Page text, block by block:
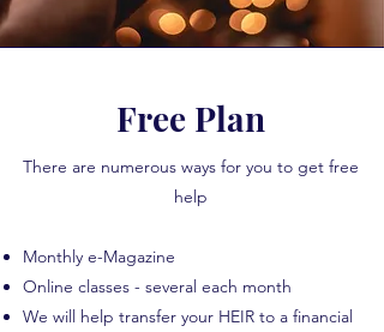
Free Plan
There are numerous ways for you to get free
help
Monthly e-Magazine
Online classes - several each month
We will help transfer your HEIR to a financial